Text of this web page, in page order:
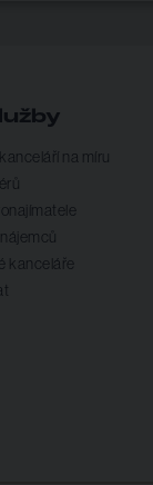
na míru
kanceláře